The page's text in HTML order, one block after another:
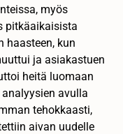
myös
pitkäaikaisista
haasteen, kun
ja asiakastuen
heitä luomaan
avulla
tehokkaasti,
aivan uudelle